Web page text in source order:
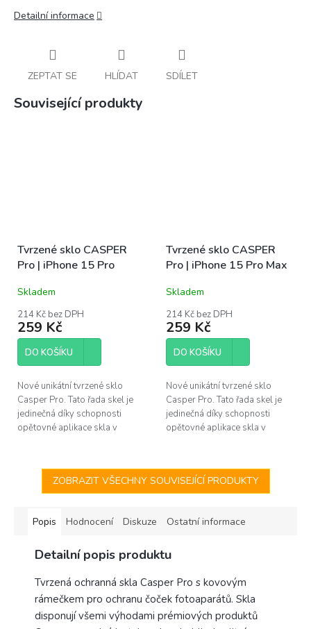
Detailní informace
ZEPTAT SE HLÍDAT SDÍLET
Související produkty
Tvrzené sklo CASPER
Pro | iPhone 15 Pro
Skladem
214 Kč bez DPH
259 Kč
DO KOŠÍKU
Nové unikátní tvrzené sklo
Casper Pro. Tato řada skel je
jedinečná díky schopnosti
opětovné aplikace skla v
instalaci objeví pod...
Tvrzené sklo CASPER
Pro | iPhone 15 Pro Max
Skladem
214 Kč bez DPH
259 Kč
DO KOŠÍKU
Nové unikátní tvrzené sklo
Casper Pro. Tato řada skel je
jedinečná díky schopnosti
opětovné aplikace skla v
instalaci objeví pod...
ZOBRAZIT VŠECHNY SOUVISEJÍCÍ PRODUKTY
Popis Hodnocení Diskuze Ostatní informace
Detailní popis produktu
Tvrzená ochranná skla Casper Pro s kovovým
rámečkem pro ochranu čoček fotoaparátů. Skla
disponují všemi výhodami prémiových produktů